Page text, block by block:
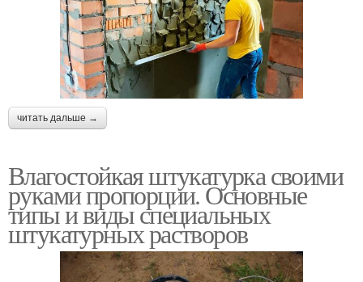
читать дальше →
Влагостойкая штукатурка своими
руками пропорции. Основные
типы и виды специальных
штукатурных растворов